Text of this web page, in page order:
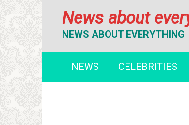
News about
NEWS ABOUT EVERYTHING
NEWS CELEBRITIES